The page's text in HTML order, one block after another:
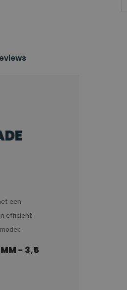
een
efficiënt
MM - 3,5